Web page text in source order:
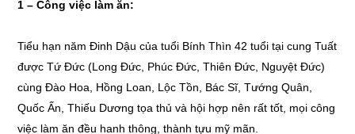
1 – Công việc làm ăn:
Tiểu hạn năm Đinh Dậu của tuổi Bính Thìn 42 tuổi tại cung Tuất
được Tứ Đức (Long Đức, Phúc Đức, Thiên Đức, Nguyệt Đức)
cùng Đào Hoa, Hồng Loan, Lộc Tồn, Bác Sĩ, Tướng Quân,
Quốc Ấn, Thiếu Dương tọa thủ và hội hợp nên rất tốt, mọi công
việc làm ăn đều hanh thông, thành tựu mỹ mãn.